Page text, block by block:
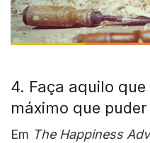
4. Faça aquilo
máximo que puder
Em The Happiness